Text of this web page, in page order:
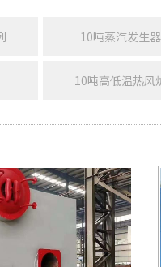
10吨蒸汽发生
10吨高低温热风